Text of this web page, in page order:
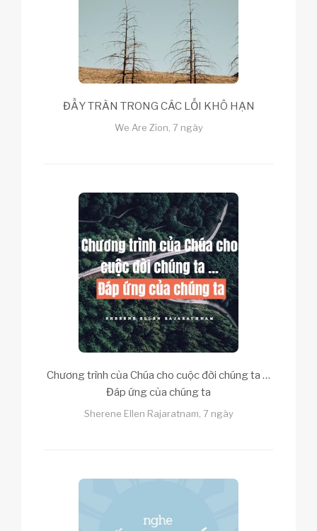
ĐẦY TRÀN TRONG CÁC LỐI KHÔ HẠN
We Are Zion, 7 ngày
Chương trình của Chúa cho cuộc đời chúng ta …
Đáp ứng của chúng ta
Sherene Ellen Rajaratnam, 7 ngày